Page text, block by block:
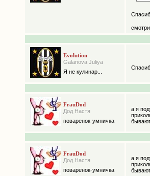
Evolution
Galanova Juliya
Я не кулинар...
FrauDod
Дод Настя
поваренок-умничка
а я
FrauDod
Дод Настя
поваренок-умничка
а я